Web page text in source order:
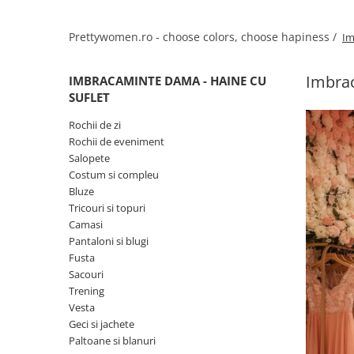
Prettywomen.ro - choose colors, choose hapiness /
IMBRACAMINTE DAMA - HAINE CU
SUFLET
Rochii de zi
Rochii de eveniment
Salopete
Costum si compleu
Bluze
Tricouri si topuri
Camasi
Pantaloni si blugi
Fusta
Sacouri
Trening
Vesta
Geci si jachete
Paltoane si blanuri